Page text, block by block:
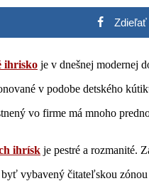
Zdieľať
ihrisko je v dnešnej modernej
v podobe detského
vo firme má mnoho
ihrísk je pestré a rozmanité.
vybavený čitateľskou